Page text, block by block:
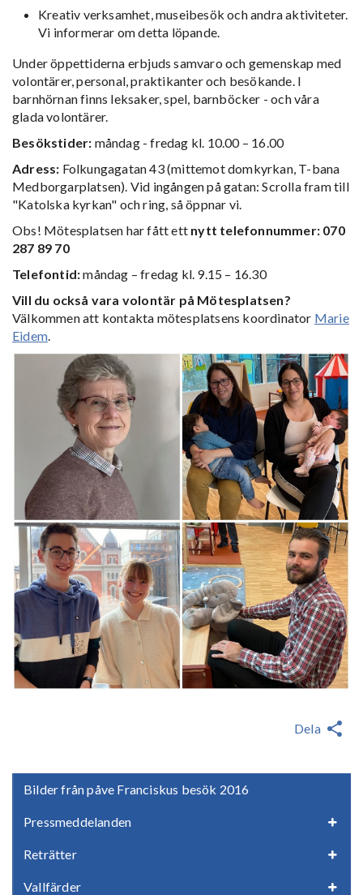
Bilder från påve Franciskus besök 2016
Pressmeddelanden
Reträtter
Vallfärder
Kreativ verksamhet, museibesök och andra aktiviteter.
Vi informerar om detta löpande.
Under öppettiderna erbjuds samvaro och gemenskap med
volontärer, personal, praktikanter och besökande. I
barnhörnan finns leksaker, spel, barnböcker - och våra
glada volontärer.
Besökstider: måndag - fredag kl. 10.00 – 16.00
Adress: Folkungagatan 43 (mittemot domkyrkan, T-bana
Medborgarplatsen). Vid ingången på gatan: Scrolla fram till
"Katolska kyrkan" och ring, så öppnar vi.
Obs! Mötesplatsen har fått ett nytt telefonnummer: 070
287 89 70
Telefontid:måndag – fredag kl. 9.15 – 16.30
Vill du också vara volontär på Mötesplatsen?
Välkommen att kontakta mötesplatsens koordinator Marie
Eidem.
Dela